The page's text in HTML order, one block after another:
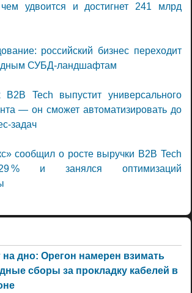
удвоится и достигнет 241 млрд
российский бизнес переходит
СУБД-ландшафтам
B2B Tech выпустит универсального
— он сможет автоматизировать до
задач
сообщил о росте выручки B2B Tech
% и занялся оптимизаций
на дно: Орегон намерен взимать
сборы за прокладку кабелей в